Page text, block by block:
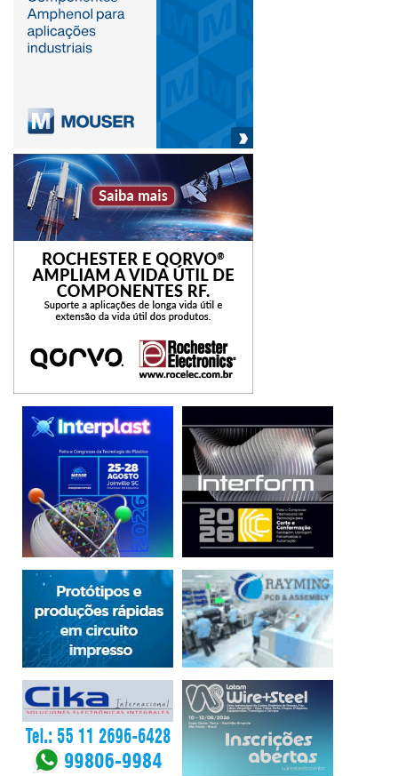
dezembro/2019, segundo maior índice da série histórica.
– O otimismo com a economia é mais expressivo entre
– 73% dos entrevistados acreditam que o faturamento
da empresa irá melhorar em 2020.
– Os empresários mais otimistas com a melhoria do
faturamento de suas empresas, estão nas regiões Centro-
Oeste (77%) e Norte (77%).
– A maioria dos empresários (66%) pretende realizar
– O percentual de entrevistados que pretende
contratar funcionários nos próximos meses atingiu 41%,
maior nível da série histórica.
– 77% dos empresários entrevistados acreditam que a
sua empresa irá melhorar nos próximos 12 meses.
– Mais da metade dos empresários que pretende
contratar ou substituir funcionários (55%) relataram que
têm dificuldades em contratar mão de obra especializada.
– Para contornar essas dificuldades, a maioria dos
empresários (71,8%) contratam mão de obra inexperiente e
a capacita no dia-a-dia.